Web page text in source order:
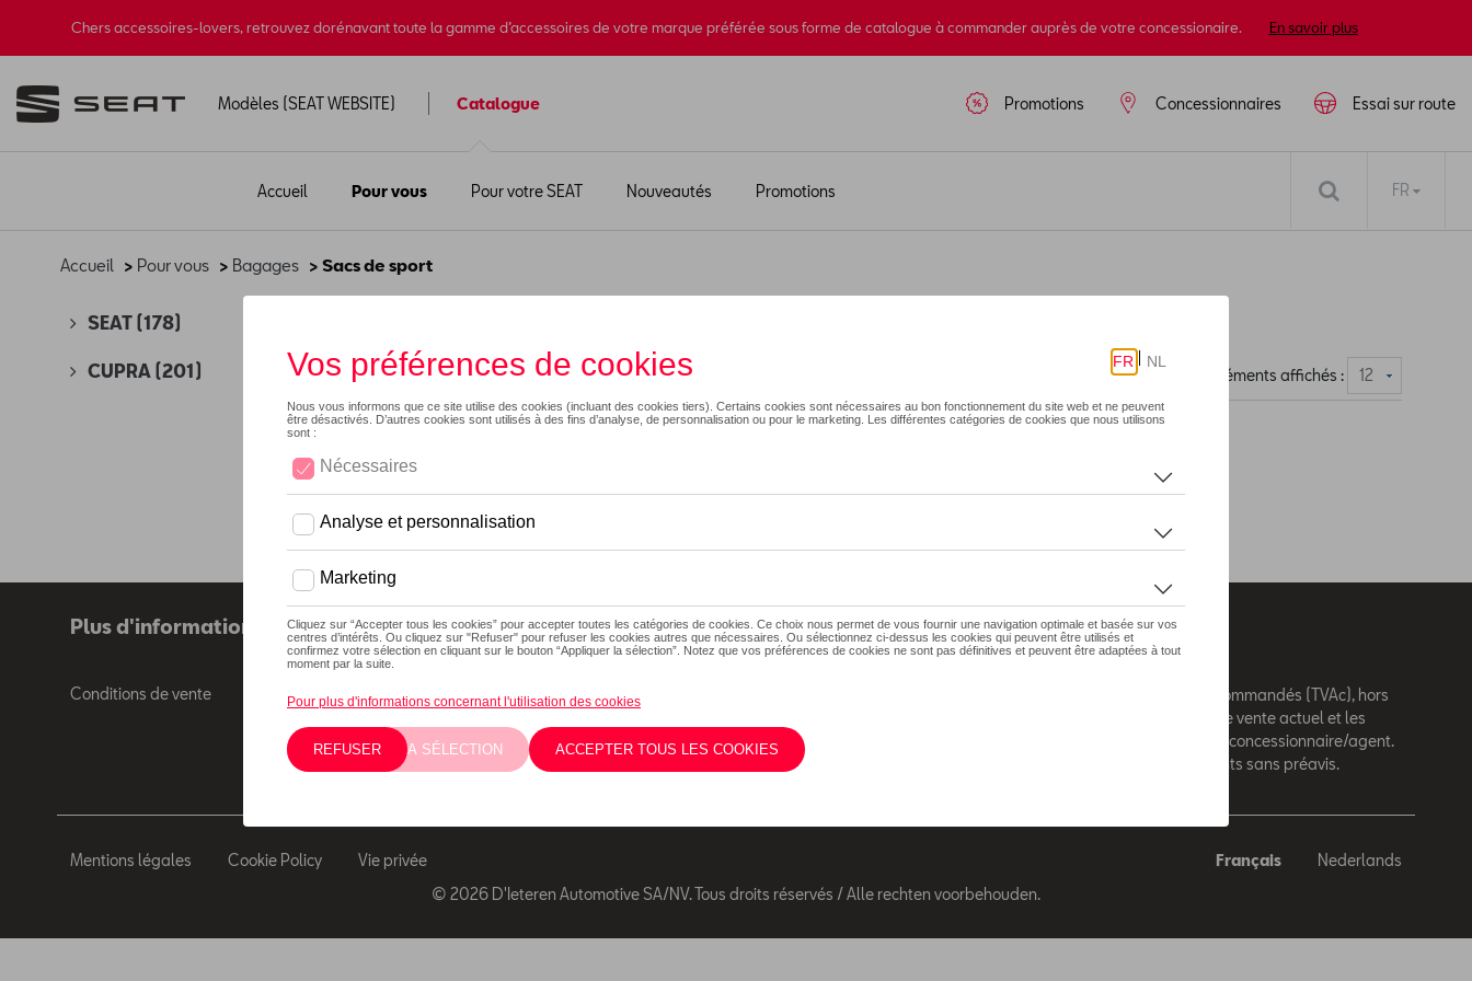
Chers accessoires-lovers, retrouvez dorénavant toute la gamme d’accessoires de votre marque préférée sous forme de catalogue à commander auprès de votre concessionaire. En savoir plus
Modèles (SEAT WEBSITE) Catalogue
Accueil Pour vous Pour votre SEAT Nouveautés Promotions
Essai sur route
Concessionnaires
Promotions
FR
Accueil > Pour vous > Bagages > Sacs de sport
SEAT (178)
CUPRA (201) Nombre d'éléments affichés :
Plus d'informations
Conditions de vente
Suivez nous
Les prix affichés sur le présent site sont des prix recommandés (TVAc), hors
éventuels frais de montage. Pour connaitre le prix de vente actuel et les
éventuels frais de montage, veuillez contacter votre concessionnaire/agent.
Les prix recommandés sont sujets à des changements sans préavis.
Mentions légales Cookie Policy Vie privée Français
Nederlands
© 2026 D'Ieteren Automotive SA/NV. Tous droits réservés / Alle rechten voorbehouden.